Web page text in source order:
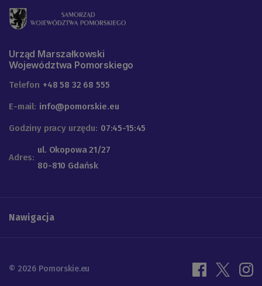
Urząd Marszałkowski
Województwa Pomorskiego
Telefon +48 58 32 68 555
E-mail: info@pomorskie.eu
Godziny pracy urzędu: 07:45-15:45
Adres:
ul. Okopowa 21/27
80-810 Gdańsk
Nawigacja
© 2026 Pomorskie.eu